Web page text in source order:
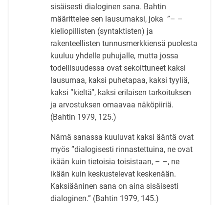
sisäisesti dialoginen sana. Bahtin
määrittelee sen lausumaksi, joka ”– –
kieliopillisten (syntaktisten) ja
rakenteellisten tunnusmerkkiensä puolesta
kuuluu yhdelle puhujalle, mutta jossa
todellisuudessa ovat sekoittuneet kaksi
lausumaa, kaksi puhetapaa, kaksi tyyliä,
kaksi ”kieltä”, kaksi erilaisen tarkoituksen
ja arvostuksen omaavaa näköpiiriä.
(Bahtin 1979, 125.)
Nämä sanassa kuuluvat kaksi ääntä ovat
myös ”dialogisesti rinnastettuina, ne ovat
ikään kuin tietoisia toisistaan, – –, ne
ikään kuin keskustelevat keskenään.
Kaksiääninen sana on aina sisäisesti
dialoginen.” (Bahtin 1979, 145.)